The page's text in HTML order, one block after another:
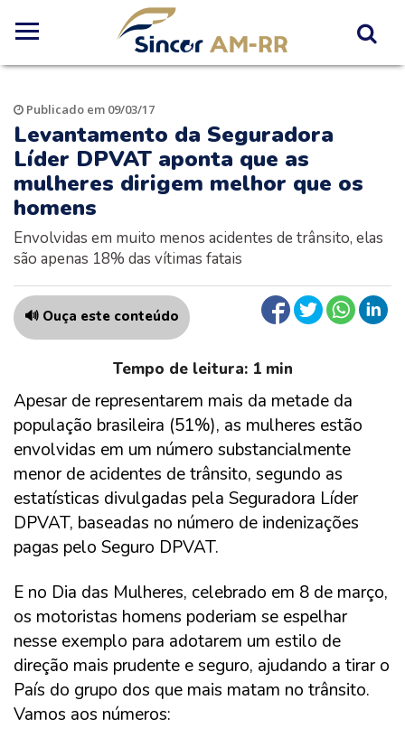
Publicado em 09/03/17
Levantamento da Seguradora
Líder DPVAT aponta que as
mulheres dirigem melhor que os
homens
Envolvidas em muito menos acidentes de trânsito, elas
são apenas 18% das vítimas fatais
🔊 Ouça este conteúdo
Apesar de representarem mais da metade da
população brasileira (51%), as mulheres estão
envolvidas em um número substancialmente
menor de acidentes de trânsito, segundo as
estatísticas divulgadas pela Seguradora Líder
DPVAT, baseadas no número de indenizações
pagas pelo Seguro DPVAT.
E no Dia das Mulheres, celebrado em 8 de março,
os motoristas homens poderiam se espelhar
nesse exemplo para adotarem um estilo de
direção mais prudente e seguro, ajudando a tirar o
País do grupo dos que mais matam no trânsito.
Vamos aos números: